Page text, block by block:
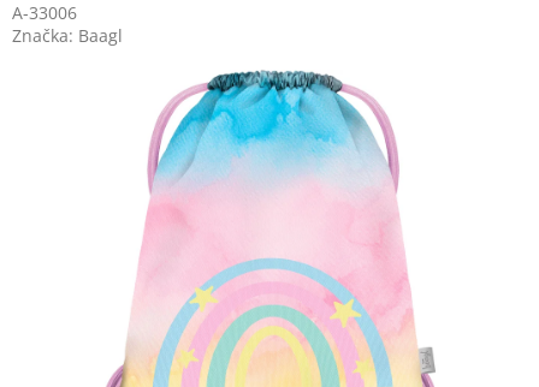
A-33006
Značka: Baagl